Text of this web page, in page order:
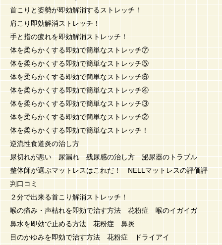
首こりと姿勢が即効解消するストレッチ！
肩こり即効解消ストレッチ！
手と指の疲れを即効解消ストレッチ！
体を柔らかくする即効で簡単なストレッチ⑦
体を柔らかくする即効で簡単なストレッチ⑤
体を柔らかくする即効で簡単なストレッチ⑥
体を柔らかくする即効で簡単なストレッチ④
体を柔らかくする即効で簡単なストレッチ③
体を柔らかくする即効で簡単なストレッチ②
体を柔らかくする即効で簡単なストレッチ！
逆流性食道炎の治し方
尿切れが悪い 尿漏れ 残尿感の治し方 泌尿器のトラブル
整体師が選ぶマットレスはこれだ！ NELLマットレスの評価評
判口コミ
２分で出来る首こり解消ストレッチ！
喉の痛み・声枯れを即効で治す方法 花粉症 喉のイガイガ
鼻水を即効で止める方法 花粉症 鼻炎
目のかゆみを即効で治す方法 花粉症 ドライアイ